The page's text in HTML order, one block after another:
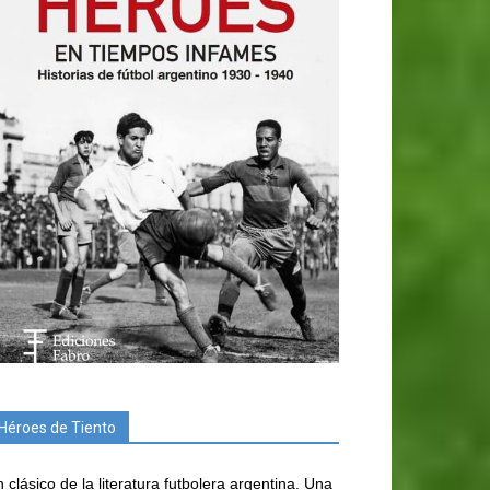
de Tiento
clásico de la literatura futbolera argentina. Una